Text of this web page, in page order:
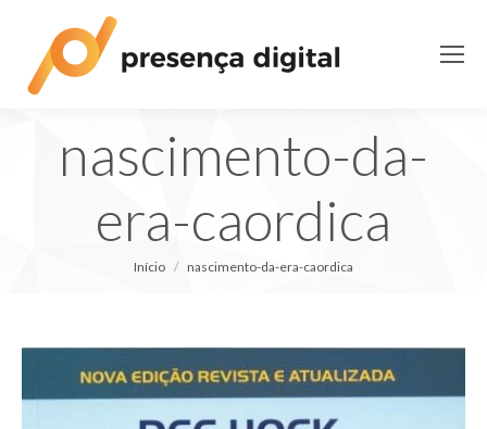
nascimento-da-
era-caordica
Você está aqui:
Início nascimento-da-era-caordica